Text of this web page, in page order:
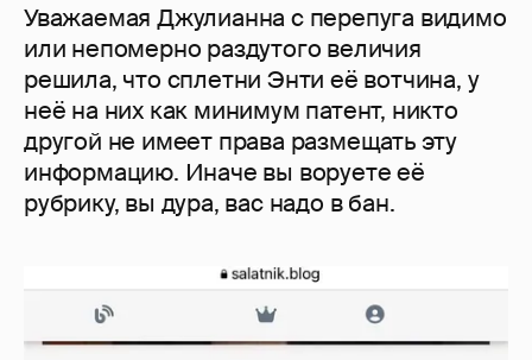
Уважаемая Джулианна с перепуга видимо
или непомерно раздутого величия
решила, что сплетни Энти её вотчина, у
неё на них как минимум патент, никто
другой не имеет права размещать эту
информацию. Иначе вы воруете её
рубрику, вы дура, вас надо в бан.